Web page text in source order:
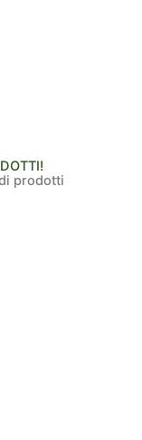
prodotti